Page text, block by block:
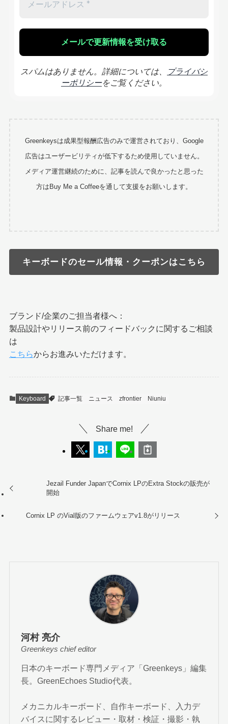
スパムはありません。詳細については、
プライバシ
ーポリシーをご覧ください。
Greenkeysは成果型報酬広告のみで運営されており、Google
広告はユーザービリティが低下するため使用していません。
メディア運営継続のために、記事を読んで良かったと思った
方はBuy Me a Coffeeを通して支援をお願いします。
キーボードのセール情報・クーポンはこちら
ブランド/企業のご担当者様へ：
製品設計やリリース前のフィードバックに関するご相談
は
こちらからお進みいただけます。
Keyboard 記事一覧 ニュース zfrontier Niuniu
Share me!
Jezail Funder JapanでCornix LPのExtra Stockの販売が
開始
Cornix LP のVial版のファームウェアv1.8がリリース
河村 亮介
Greenkeys chief editor
日本のキーボード専門メディア「Greenkeys」編集
長。GreenEchoes Studio代表。
メカニカルキーボード、自作キーボード、入力デ
バイスに関するレビュー・取材・検証・撮影・執